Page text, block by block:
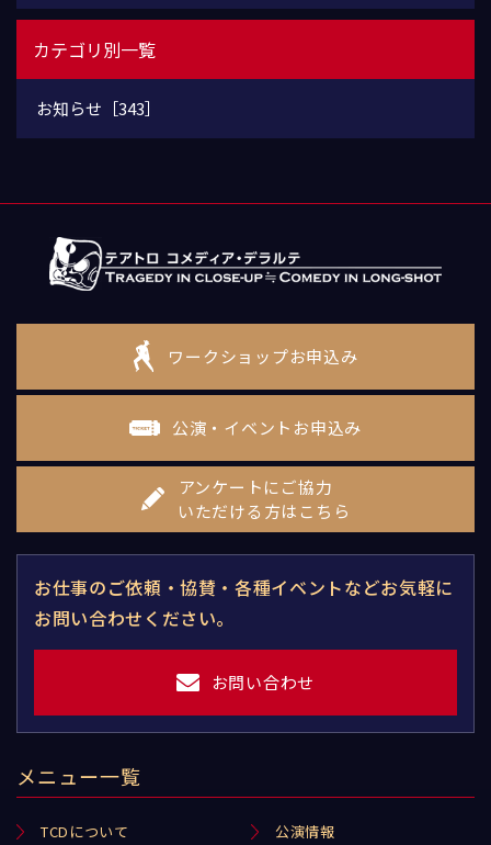
カテゴリ別一覧
お知らせ［343］
ワークショップお申込み
公演・イベントお申込み
アンケートにご協力
いただける方はこちら
お仕事のご依頼・協賛・各種イベントなどお気軽に
お問い合わせください。
お問い合わせ
メニュー一覧
TCDについて 公演情報